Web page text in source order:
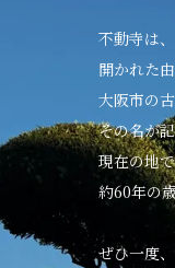
不動寺は
開かれた
大阪市の
その名が
現在の地
約60年の
ぜひ一度